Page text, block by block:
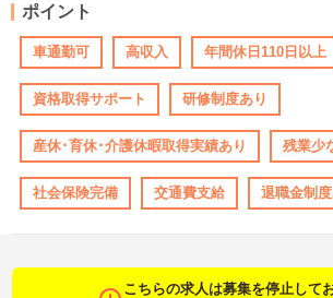
ポイント
車通勤可 高収入 年間休日110日以上
資格取得サポート 研修制度あり
産休･育休･介護休暇取得実績あり 残業少
社会保険完備 交通費支給 退職金制
こちらの求人は募集を停止して